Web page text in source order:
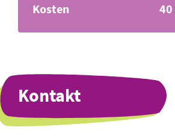
Kosten
40
Kontakt